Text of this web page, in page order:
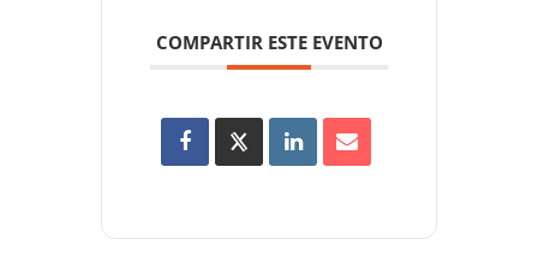
COMPARTIR ESTE EVENTO